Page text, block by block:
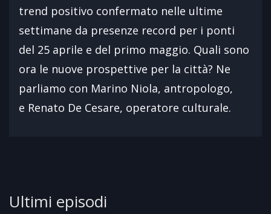
trend positivo confermato nelle ultime
settimane da presenze record per i ponti
del 25 aprile e del primo maggio. Quali sono
ora le nuove prospettive per la città? Ne
parliamo con Marino Niola, antropologo,
e Renato De Cesare, operatore culturale.
Ultimi episodi